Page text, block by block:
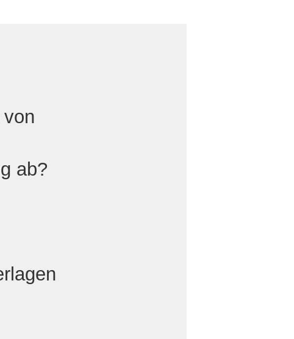
ab?